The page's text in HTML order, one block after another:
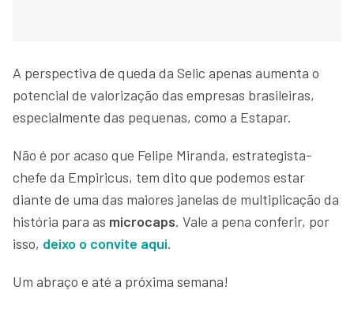
A perspectiva de queda da Selic apenas aumenta o
potencial de valorização das empresas brasileiras,
especialmente das pequenas, como a Estapar.
Não é por acaso que Felipe Miranda, estrategista-
chefe da Empiricus, tem dito que podemos estar
diante de uma das maiores janelas de multiplicação da
história para as microcaps. Vale a pena conferir, por
isso, deixo o convite aqui.
Um abraço e até a próxima semana!